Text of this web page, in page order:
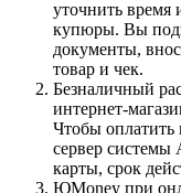
уточнить время
купюры. Вы
документы,
товар и чек.
Безналичный
интернет-
Чтобы оплатить
сервер системы
карты, срок
ЮMoney при